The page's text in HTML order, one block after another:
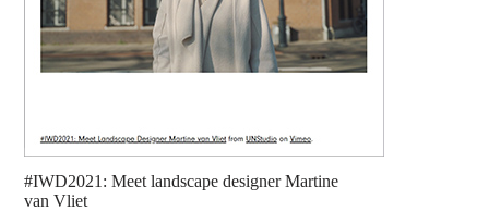
#IWD2021: Meet landscape designer Martine
van Vliet